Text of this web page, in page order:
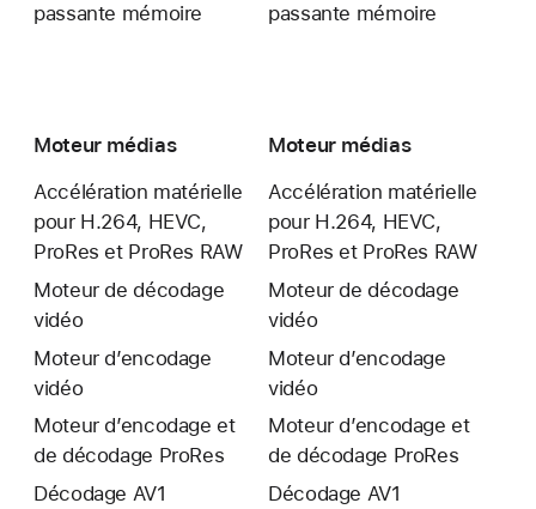
passante mémoire
Moteur médias
Accélération matérielle
pour H.264, HEVC,
ProRes et ProRes RAW
Moteur de décodage
vidéo
Moteur d’encodage
vidéo
Moteur d’encodage et
de décodage ProRes
Décodage AV1
passante mémoire
Moteur médias
Accélération matérielle
pour H.264, HEVC,
ProRes et ProRes RAW
Moteur de décodage
vidéo
Moteur d’encodage
vidéo
Moteur d’encodage et
de décodage ProRes
Décodage AV1